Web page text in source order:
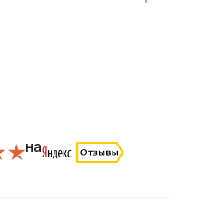
на